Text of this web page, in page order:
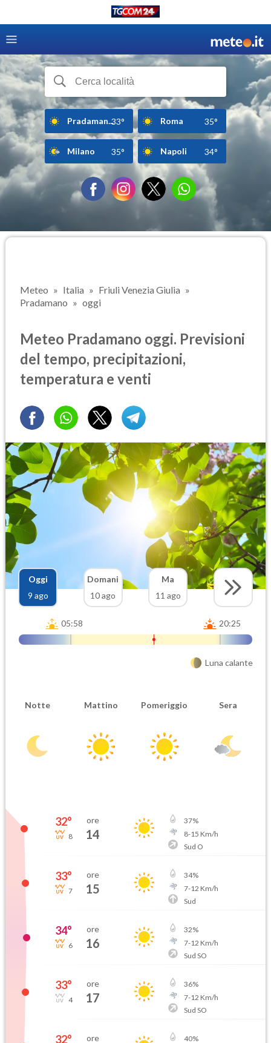
Pradaman...33° Roma 35°
Milano 35° Napoli 34°
Meteo Italia
Friuli Venezia Giulia
Pradamano
oggi
Meteo Pradamano oggi. Previsioni
del tempo, precipitazioni,
temperatura e venti
Oggi
9 ago
Domani
10 ago
Ma
11 ago
05:58 20:25
Luna calante
Notte Mattino Pomeriggio Sera
32°
8
ore
14
37%
8-15 Km/h
Sud O
33°
7
ore
15
34%
7-12 Km/h
Sud
34°
6
ore
16
32%
7-12 Km/h
Sud SO
33°
4
ore
17
36%
7-12 Km/h
Sud SO
32° ore 40%